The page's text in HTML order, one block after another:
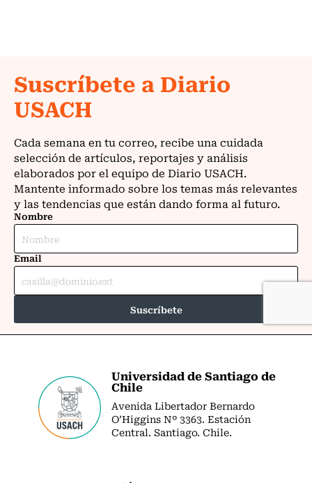
Universidad de Santiago de
Chile
Avenida Libertador Bernardo
O’Higgins Nº 3363. Estación
Central. Santiago. Chile.